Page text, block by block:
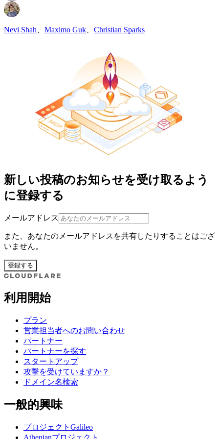
Nevi Shah Maximo Guk Christian Sparks
新しい投稿のお知らせを受け取るよう
に登録する
メールアドレス
また、あなたのメールアドレスを共有したりすることはござ
いません。
登録する
利用開始
プラン
営業担当者へのお問い合わせ
パートナー
パートナーを探す
スタートアップ
攻撃を受けていますか？
ドメイン名検索
一般的興味
プロジェクトGalileo